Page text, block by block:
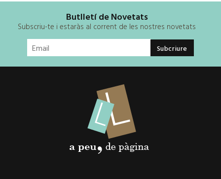
Butlletí de Novetats
Subscriu-te i estaràs al corrent de les nostres novetats